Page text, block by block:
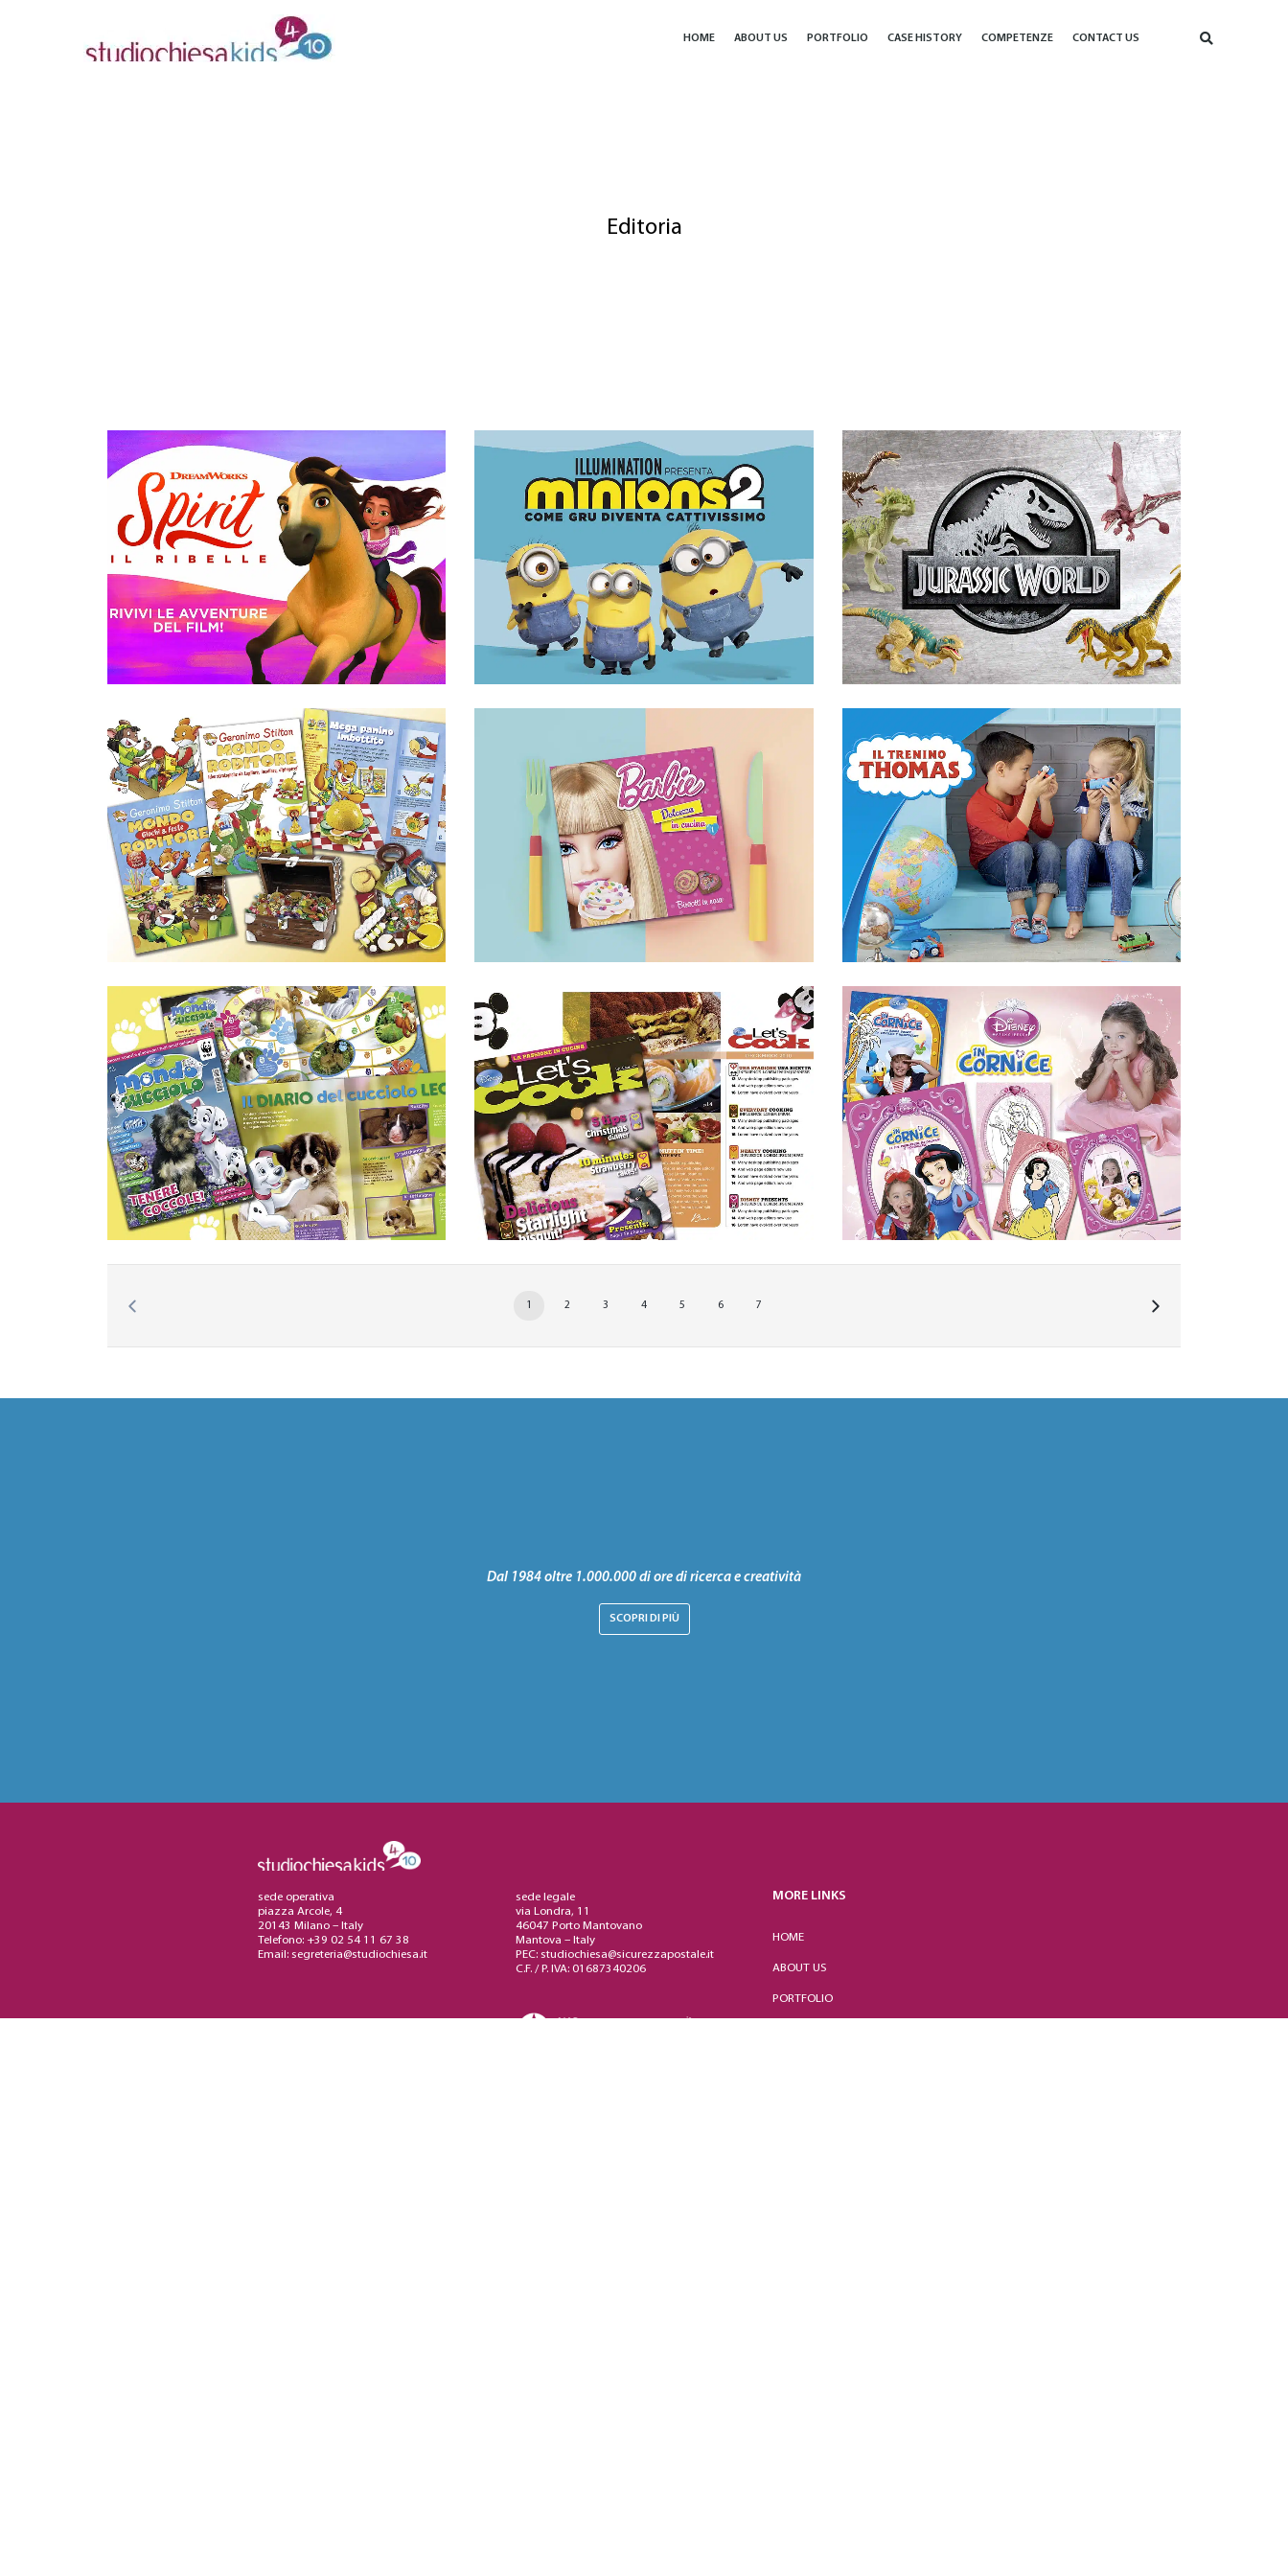
HOME ABOUT US PORTFOLIO CASE HISTORY COMPETENZE CONTACT US
Editoria
1 2 3 4 5 6 7
Dal 1984 oltre 1.000.000 di ore di ricerca e creatività
SCOPRI DI PIÙ
sede operativa
piazza Arcole, 4
20143 Milano – Italy
Telefono: +39 02 54 11 67 38
Email: segreteria@studiochiesa.it
sede legale
via Londra, 11
46047 Porto Mantovano
Mantova – Italy
PEC: studiochiesa@sicurezzapostale.it
C.F. / P. IVA: 01687340206
MORE LINKS
HOME
ABOUT US
PORTFOLIO